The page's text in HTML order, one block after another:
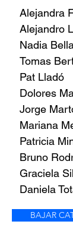
Alejandra
Alejandro
Nadia
Tomas
Pat Lladó
Dolores
Jorge
Mariana
Patricia
Bruno
Graciela
Daniela
BAJAR